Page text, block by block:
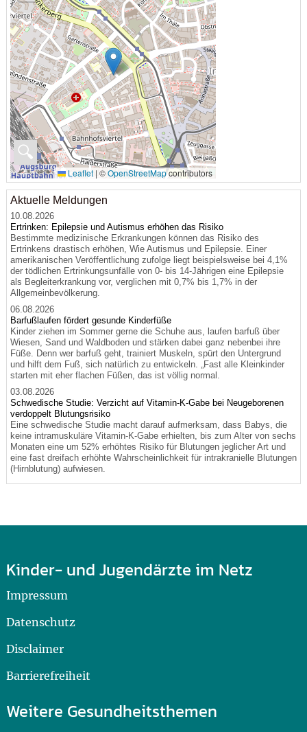
🔍
Leaflet | ©OpenStreetMapcontributors
Aktuelle Meldungen
10.08.2026
Ertrinken: Epilepsie und Autismus erhöhen das Risiko
Bestimmte medizinische Erkrankungen können das Risiko des
Ertrinkens drastisch erhöhen, Wie Autismus und Epilepsie. Einer
amerikanischen Veröffentlichung zufolge liegt beispielsweise bei 4,1%
der tödlichen Ertrinkungsunfälle von 0- bis 14-Jährigen eine Epilepsie
als Begleiterkrankung vor, verglichen mit 0,7% bis 1,7% in der
Allgemeinbevölkerung.
06.08.2026
Barfußlaufen fördert gesunde Kinderfüße
Kinder ziehen im Sommer gerne die Schuhe aus, laufen barfuß über
Wiesen, Sand und Waldboden und stärken dabei ganz nebenbei ihre
Füße. Denn wer barfuß geht, trainiert Muskeln, spürt den Untergrund
und hilft dem Fuß, sich natürlich zu entwickeln. „Fast alle Kleinkinder
starten mit eher flachen Füßen, das ist völlig normal.
03.08.2026
Schwedische Studie: Verzicht auf Vitamin-K-Gabe bei Neugeborenen
verdoppelt Blutungsrisiko
Eine schwedische Studie macht darauf aufmerksam, dass Babys, die
keine intramuskuläre Vitamin-K-Gabe erhielten, bis zum Alter von sechs
Monaten eine um 52% erhöhtes Risiko für Blutungen jeglicher Art und
eine fast dreifach erhöhte Wahrscheinlichkeit für intrakranielle Blutungen
(Hirnblutung) aufwiesen.
Kinder- und Jugendärzte im Netz
Impressum
Datenschutz
Disclaimer
Barrierefreiheit
Weitere Gesundheitsthemen